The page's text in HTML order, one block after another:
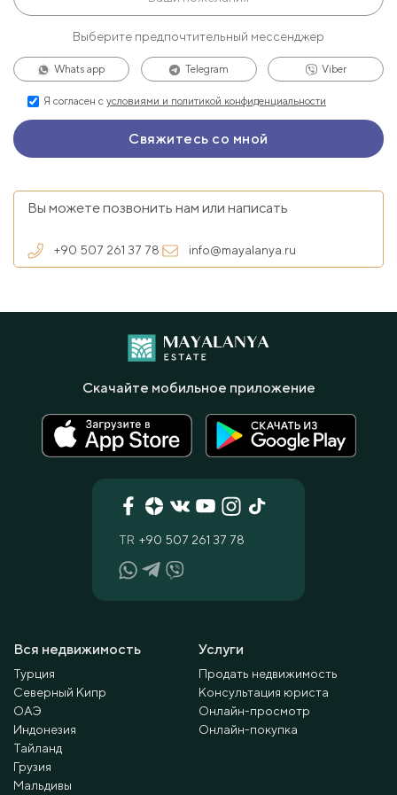
Выберите предпочтительный мессенджер
Whats app Telegram Viber
Я согласен с условиями и политикой конфиденциальности
Вы можете позвонить нам или написать
+90 507 261 37 78 info@mayalanya.ru
Вся недвижимость
Турция
Северный Кипр
ОАЭ
Индонезия
Тайланд
Грузия
Мальдивы
Услуги
Продать недвижимость
Консультация юриста
Онлайн-просмотр
Онлайн-покупка
TR +90 507 261 37 78
Скачайте мобильное приложение